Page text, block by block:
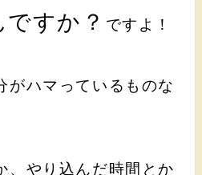
すか？ ですよ！
がハマっているものな
、やり込んだ時間とか